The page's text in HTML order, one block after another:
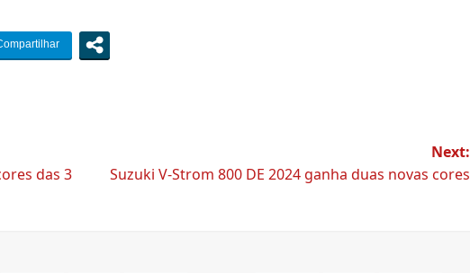
das 3
Next:
Suzuki V-Strom 800 DE 2024 ganha duas novas cores